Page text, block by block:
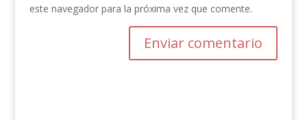
este navegador para la próxima vez que comente.